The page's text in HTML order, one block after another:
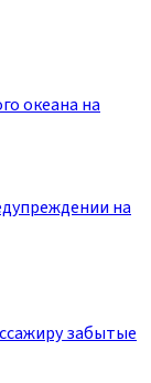
океана на
на
забытые